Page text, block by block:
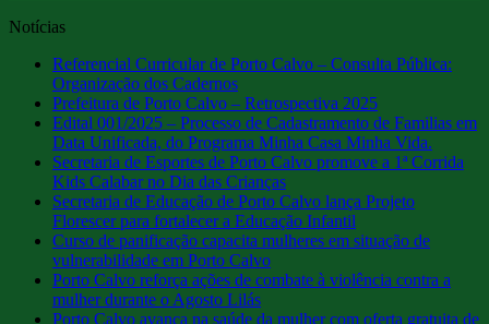
Notícias
Referencial Curricular de Porto Calvo – Consulta Pública:
Organização dos Cadernos
Prefeitura de Porto Calvo – Retrospectiva 2025
Edital 001/2025 – Processo de Cadastramento de Familias em
Data Unificada, do Programa Minha Casa Minha Vida.
Secretaria de Esportes de Porto Calvo promove a 1ª Corrida
Kids Calabar no Dia das Crianças
Secretaria de Educação de Porto Calvo lança Projeto
Florescer para fortalecer a Educação Infantil
Curso de panificação capacita mulheres em situação de
vulnerabilidade em Porto Calvo
Porto Calvo reforça ações de combate à violência contra a
mulher durante o Agosto Lilás
Porto Calvo avança na saúde da mulher com oferta gratuita de